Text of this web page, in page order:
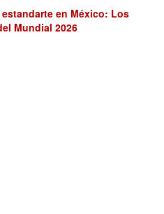
en México: Los
Mundial 2026